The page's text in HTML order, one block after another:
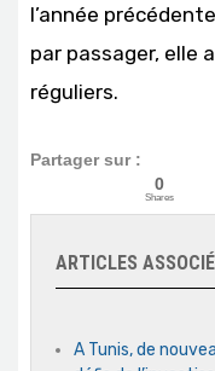
l’année
par passager, elle
réguliers.
Partager sur :
0
Shares
ARTICLES
A Tunis, de